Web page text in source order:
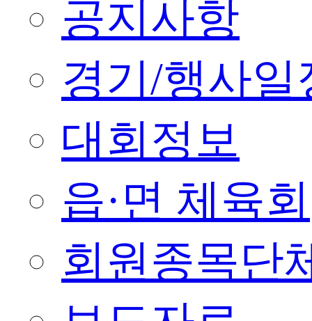
공지사항
경기/행사일
대회정보
읍·면 체육회
회원종목단